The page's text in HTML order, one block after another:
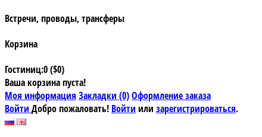
Встречи, проводы, трансферы
Корзина
Гостиниц:0 ($0)
Ваша корзина пуста!
Моя информация Закладки (0)Оформление заказа
Войти Добро пожаловать! Войти или зарегистрироваться.